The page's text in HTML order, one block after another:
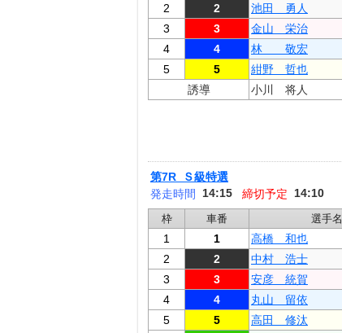
2
2 池田 勇人
3
3 金山 栄治
4
4 林 敬宏
5
5 紺野 哲也
誘導
小川 将人
第7R Ｓ級特選
発走時間
14:15 締切予定 14:10
枠 車番 選手名
1 1 高橋 和也
2
2 中村 浩士
3
3 安彦 統賀
4
4 丸山 留依
5
5 高田 修汰